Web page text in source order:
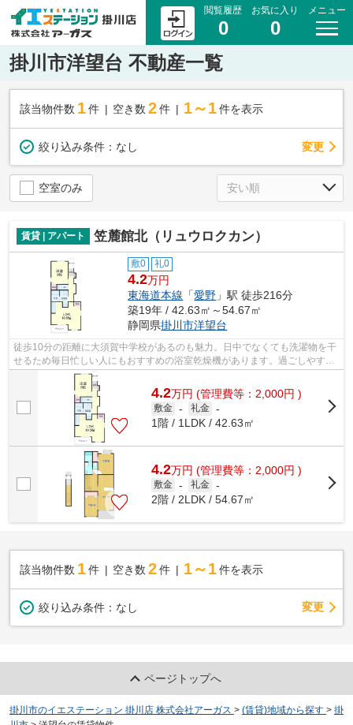
閲覧履歴
0
お気に入り
0
メニュー
掛川市洋望台 不動産一覧
該当物件数 1件 空き数 2 件 1～1 件を表示
絞り込み条件： なし 変更
空室のみ
賃貸 | アパート 笠麓館北（リュウロクカン）
敷0 礼0
4.2万円
東海道本線 「愛野 」駅 徒歩216分
築19年 / 42.63㎡～54.67㎡
静岡県掛川市洋望台
徒歩10分の距離に大須賀中学校があるのも魅力。日中でなくても洗濯物を干
せるため毎日忙しい人にもおすすめの浴室乾燥機があります。過ごしやすい
環境を実現する、エアコン付きの物件...
4.2万円 (管理費等：2,000円 )
敷金 - 礼金 -
1階 / 1LDK / 42.63㎡
4.2万円 (管理費等：2,000円 )
敷金 - 礼金 -
2階 / 2LDK / 54.67㎡
該当物件数 1件 空き数 2 件 1～1 件を表示
絞り込み条件： なし 変更
ページトップへ
掛川市のイエステーション 掛川店 株式会社アーガス > (賃貸)地域から探す > 掛